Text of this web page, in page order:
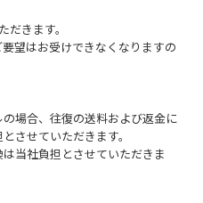
だきます。
望はお受けできなくなりますの
場合、往復の送料および返金に
させていただきます。
当社負担とさせていただきま